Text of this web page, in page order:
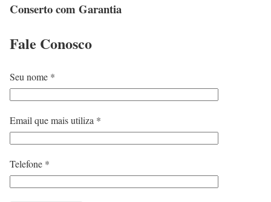
Conserto com Garantia
Fale Conosco
Seu nome *
Email que mais utiliza *
Telefone *